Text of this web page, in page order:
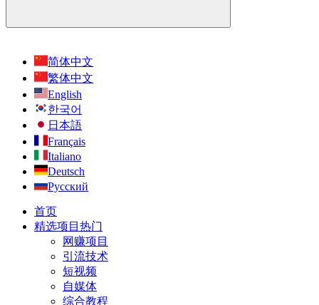
简体中文
繁体中文
English
한국어
日本語
Français
Italiano
Deutsch
Русский
首页
精选项目 热门
网赚项目
引流技术
短视频
自媒体
综合教程